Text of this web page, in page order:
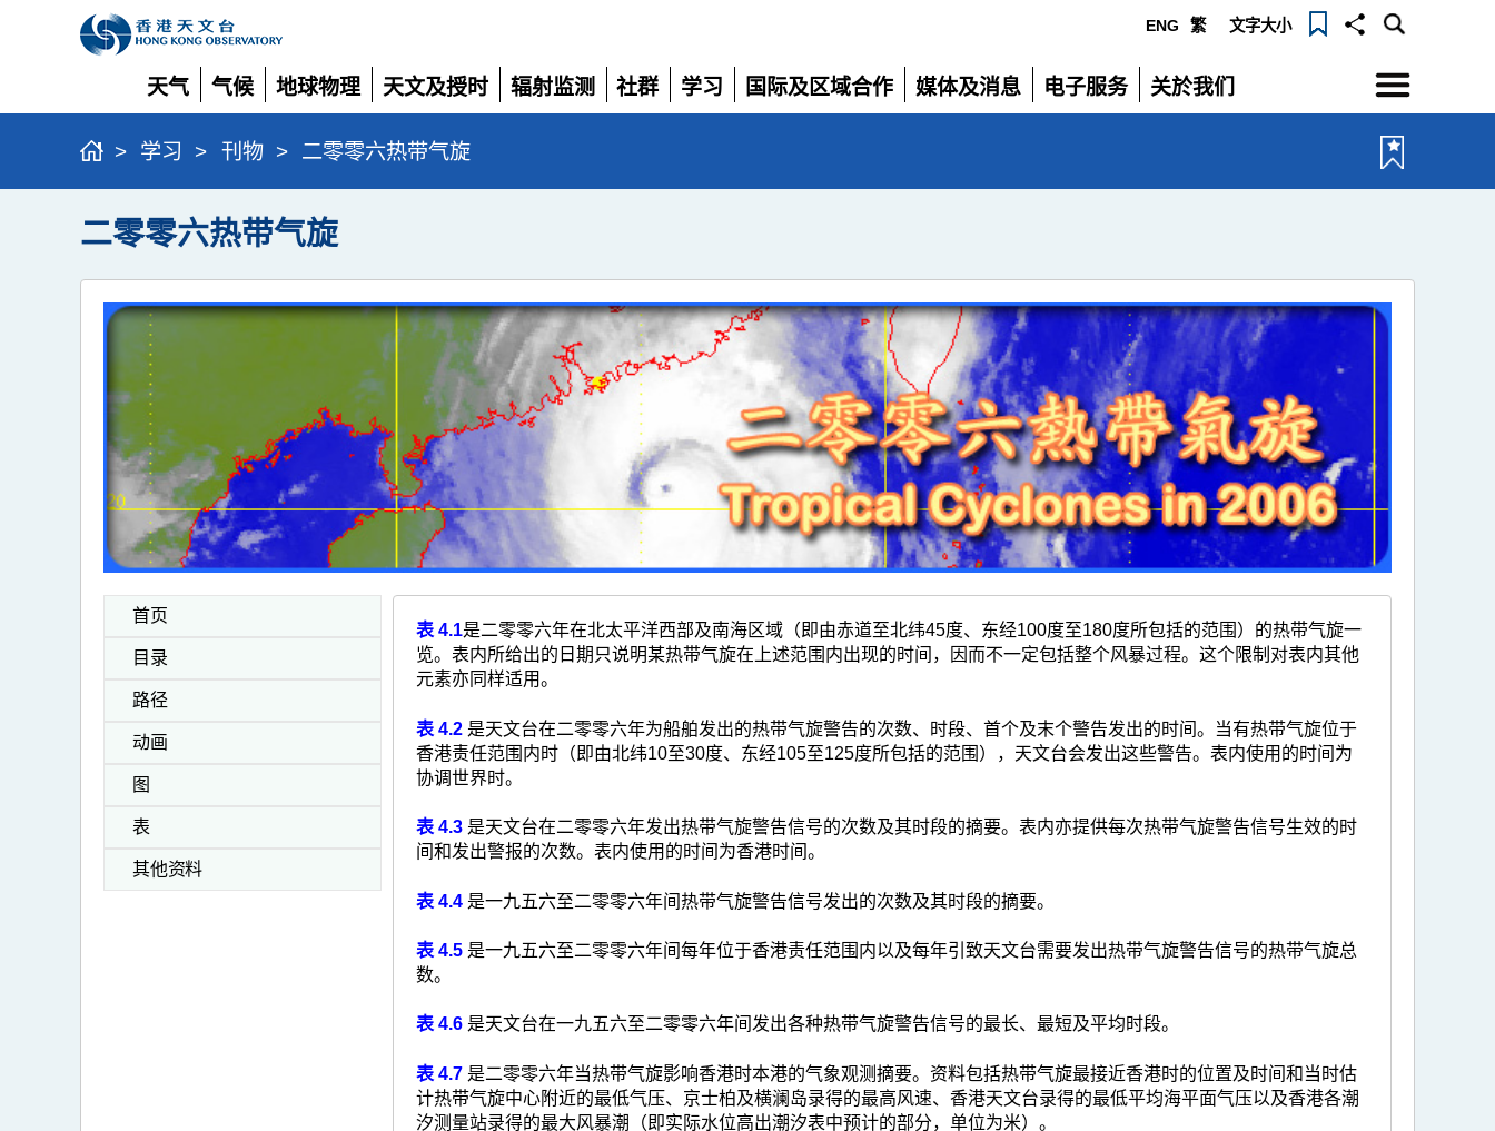
ENG 繁 文字大小
天气
展
开
气候
展
开
地球物理
展
开
天文及授时
展
开
辐射监测
展
社群
展
学习
展
国际及区域合作
展
媒体及消息
展
电子服务
展
关於我们
展
选
单
> 学习 > 刊物 > 二零零六热带气旋
二零零六热带气旋
首页
目录
路径
动画
图
表
其他资料
表 4.1是二零零六年在北太平洋西部及南海区域（即由赤道至北纬45度、东经100度至180度所包括的范围）的热带气旋一
览。表内所给出的日期只说明某热带气旋在上述范围内出现的时间，因而不一定包括整个风暴过程。这个限制对表内其他
元素亦同样适用。
表 4.2 是天文台在二零零六年为船舶发出的热带气旋警告的次数、时段、首个及末个警告发出的时间。当有热带气旋位于
香港责任范围内时（即由北纬10至30度、东经105至125度所包括的范围），天文台会发出这些警告。表内使用的时间为
协调世界时。
表 4.3 是天文台在二零零六年发出热带气旋警告信号的次数及其时段的摘要。表内亦提供每次热带气旋警告信号生效的时
间和发出警报的次数。表内使用的时间为香港时间。
表 4.4 是一九五六至二零零六年间热带气旋警告信号发出的次数及其时段的摘要。
表 4.5 是一九五六至二零零六年间每年位于香港责任范围内以及每年引致天文台需要发出热带气旋警告信号的热带气旋总
数。
表 4.6 是天文台在一九五六至二零零六年间发出各种热带气旋警告信号的最长、最短及平均时段。
表 4.7 是二零零六年当热带气旋影响香港时本港的气象观测摘要。资料包括热带气旋最接近香港时的位置及时间和当时估
计热带气旋中心附近的最低气压、京士柏及横澜岛录得的最高风速、香港天文台录得的最低平均海平面气压以及香港各潮
汐测量站录得的最大风暴潮（即实际水位高出潮汐表中预计的部分，单位为米）。